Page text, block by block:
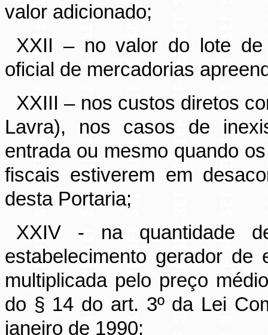
valor adicionado;
XXII – no valor do lote de
oficial de mercadorias
XXIII – nos custos diretos
Lavra), nos casos de
entrada ou mesmo quando
fiscais estiverem em
desta Portaria;
XXIV - na quantidade
estabelecimento gerador de
multiplicada pelo preço
do § 14 do art. 3º da Lei
janeiro de 1990;